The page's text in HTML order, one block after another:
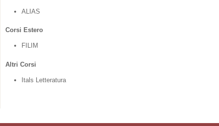
ALIAS
Corsi Estero
FILIM
Altri Corsi
Itals Letteratura